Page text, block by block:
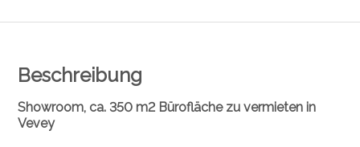
Beschreibung
Showroom, ca. 350 m2 Bürofläche zu vermieten in
Vevey